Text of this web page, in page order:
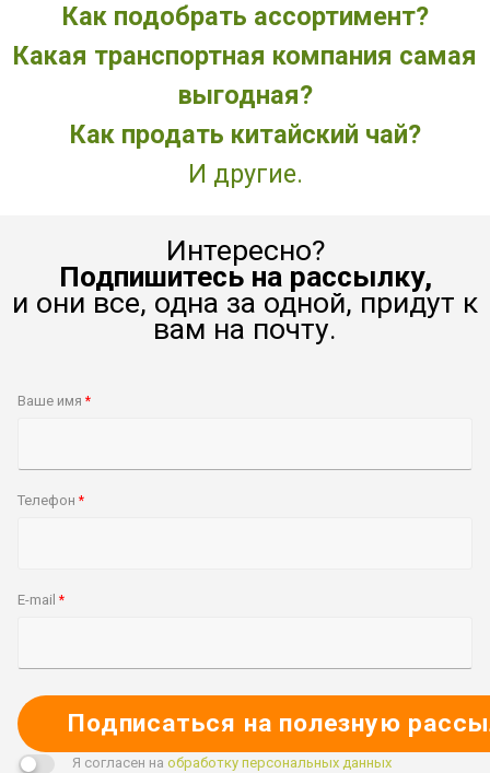
Как подобрать ассортимент?
Какая транспортная компания самая
выгодная?
Как продать китайский чай?
И другие.
Интересно?
Подпишитесь на рассылку,
и они все, одна за одной, придут к
вам на почту.
Ваше имя *
Телефон *
E-mail *
Подписаться на полезную
Я согласен на обработку персональных данных